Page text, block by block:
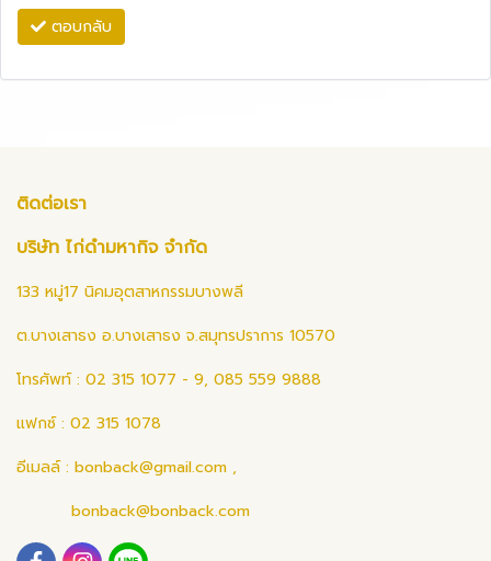
ตอบกลับ
ติดต่อเรา
บริษัท ไก่ดำมหากิจ จำกัด
133 หมู่17 นิคมอุตสาหกรรมบางพลี
ต.บางเสาธง อ.บางเสาธง จ.สมุทรปราการ 10570
โทรศัพท์ : 02 315 1077 - 9, 085 559 9888
แฟกซ์ : 02 315 1078
อีเมลล์ : bonback@gmail.com ,
bonback@bonback.com